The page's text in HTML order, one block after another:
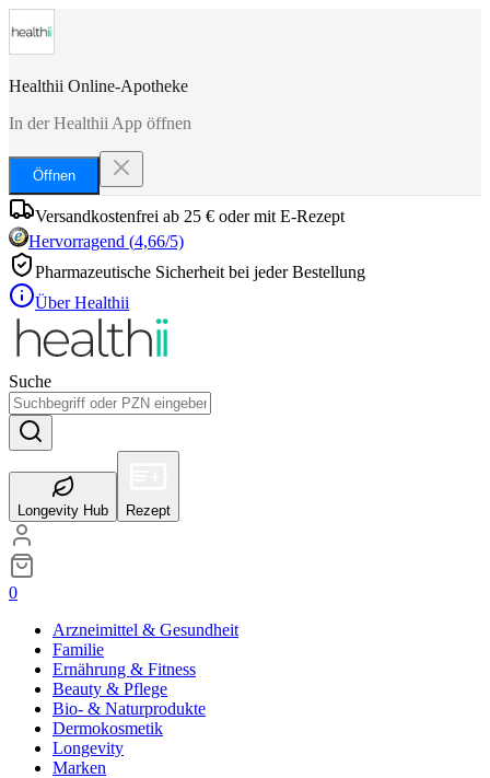
Healthii Online-Apotheke
In der Healthii App öffnen
Öffnen
Versandkostenfrei ab 25 € oder mit E-Rezept
Hervorragend (4,66/5)
Pharmazeutische Sicherheit bei jeder Bestellung
Über Healthii
Suche
Longevity Hub Rezept
0
Arzneimittel & Gesundheit
Familie
Ernährung & Fitness
Beauty & Pflege
Bio- & Naturprodukte
Dermokosmetik
Longevity
Marken